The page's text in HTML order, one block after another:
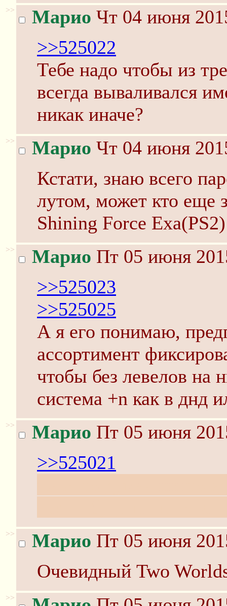
>> Марио Чт 04 июня
>>525022
Тебе надо чтобы из
всегда вываливался
никак иначе?
>> Марио Чт 04 июня
Кстати, знаю всего
лутом, может кто еще
Shining Force
>> Марио Пт 05 июня
>>525023
>>525025
А я его понимаю,
ассортимент
чтобы без левелов на
система +n как в днд
>> Марио Пт 05 июня
>>525021
>> Марио Пт 05 июня
Очевидный Two
>>